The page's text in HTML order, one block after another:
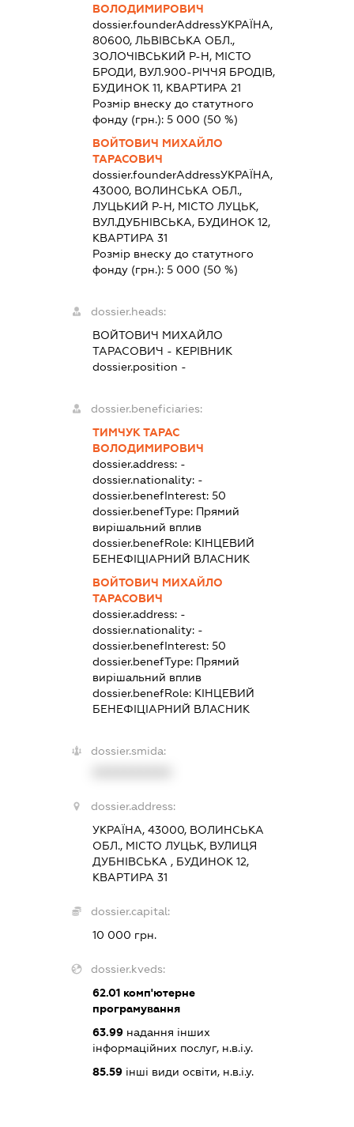
ВОЛОДИМИРОВИЧ
dossier.founderAddressУКРАЇНА,
80600, ЛЬВІВСЬКА ОБЛ.,
ЗОЛОЧІВСЬКИЙ Р-Н, МІСТО
БРОДИ, ВУЛ.900-РІЧЧЯ БРОДІВ,
БУДИНОК 11, КВАРТИРА 21
Розмір внеску до статутного
фонду (грн.):5 000 (50 %)
ВОЙТОВИЧ МИХАЙЛО
ТАРАСОВИЧ
dossier.founderAddressУКРАЇНА,
43000, ВОЛИНСЬКА ОБЛ.,
ЛУЦЬКИЙ Р-Н, МІСТО ЛУЦЬК,
ВУЛ.ДУБНІВСЬКА, БУДИНОК 12,
КВАРТИРА 31
Розмір внеску до статутного
фонду (грн.):5 000 (50 %)
dossier.heads:
ВОЙТОВИЧ МИХАЙЛО
ТАРАСОВИЧ - КЕРІВНИК
dossier.position -
dossier.beneficiaries:
ТИМЧУК ТАРАС
ВОЛОДИМИРОВИЧ
dossier.address: -
dossier.nationality: -
dossier.benefInterest:50
dossier.benefType: Прямий
вирішальний вплив
dossier.benefRole: КІНЦЕВИЙ
БЕНЕФІЦІАРНИЙ ВЛАСНИК
ВОЙТОВИЧ МИХАЙЛО
ТАРАСОВИЧ
dossier.address: -
dossier.nationality: -
dossier.benefInterest:50
dossier.benefType: Прямий
вирішальний вплив
dossier.benefRole: КІНЦЕВИЙ
БЕНЕФІЦІАРНИЙ ВЛАСНИК
dossier.smida:
dossier.address:
УКРАЇНА, 43000, ВОЛИНСЬКА
ОБЛ., МІСТО ЛУЦЬК, ВУЛИЦЯ
ДУБНІВСЬКА , БУДИНОК 12,
КВАРТИРА 31
dossier.capital:
10 000 грн.
dossier.kveds:
62.01 комп'ютерне
програмування
63.99 надання інших
інформаційних послуг, н.в.і.у.
85.59 інші види освіти, н.в.і.у.